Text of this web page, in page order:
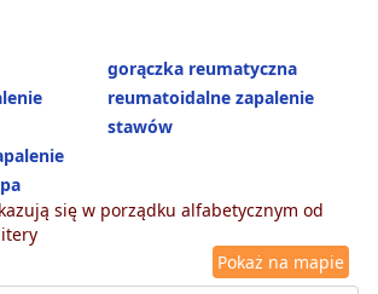
gorączka reumatyczna
reumatoidalne zapalenie
stawów
się w porządku alfabetycznym od
Pokaż na mapie